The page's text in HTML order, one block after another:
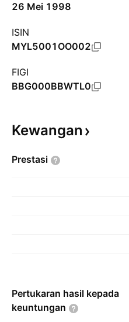
26 Mei 1998
ISIN
MYL5001OO002
FIGI
BBG000BBWTL0
Kewangan
Prestasi
Pertukaran hasil kepada
keuntungan